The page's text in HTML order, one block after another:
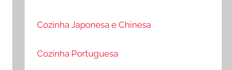
Cozinha Japonesa e Chinesa
Cozinha Portuguesa